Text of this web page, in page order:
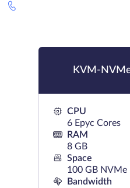
KVM-
CPU
6 Epyc Cores
RAM
8 GB
Space
100 GB NVMe
Bandwidth